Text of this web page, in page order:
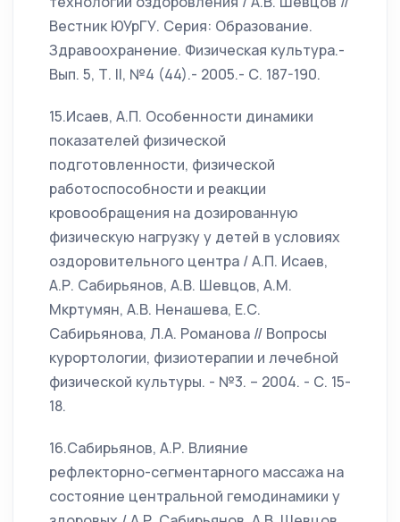
Вестник ЮУрГУ. Серия: Образование.
Здравоохранение. Физическая культура.-
Вып. 5, Т. II, №4 (44).- 2005.- С. 187-190.
15.Исаев, А.П. Особенности динамики
показателей физической
подготовленности, физической
работоспособности и реакции
кровообращения на дозированную
физическую нагрузку у детей в условиях
оздоровительного центра / А.П. Исаев,
А.Р. Сабирьянов, А.В. Шевцов, А.М.
Мкртумян, А.В. Ненашева, Е.С.
Сабирьянова, Л.А. Романова // Вопросы
курортологии, физиотерапии и лечебной
физической культуры. - №3. – 2004. - С. 15-
18.
16.Сабирьянов, А.Р. Влияние
рефлекторно-сегментарного массажа на
состояние центральной гемодинамики у